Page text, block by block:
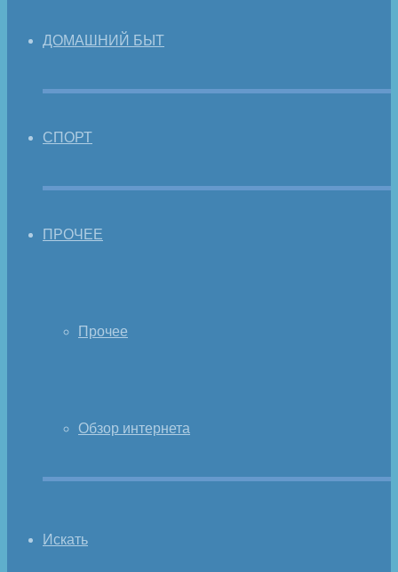
ДОМАШНИЙ БЫТ
СПОРТ
ПРОЧЕЕ
Прочее
Обзор интернета
Искать